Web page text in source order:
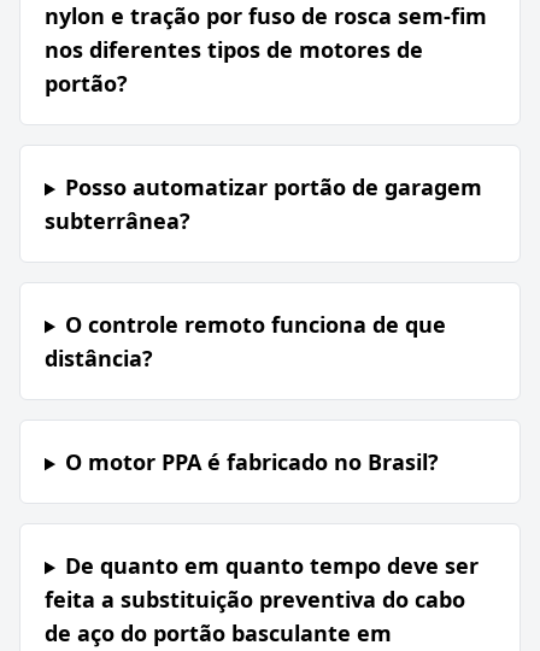
nylon e tração por fuso de rosca sem-fim
nos diferentes tipos de motores de
portão?
Posso automatizar portão de garagem
subterrânea?
O controle remoto funciona de que
distância?
O motor PPA é fabricado no Brasil?
De quanto em quanto tempo deve ser
feita a substituição preventiva do cabo
de aço do portão basculante em